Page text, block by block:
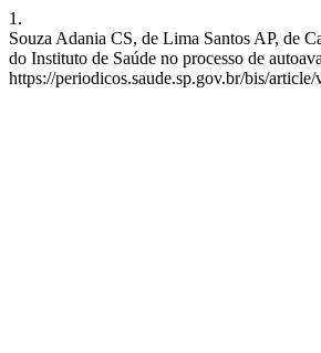
1.
Souza Adania CS, de Lima Santos AP, de
do Instituto de Saúde no processo de
https://periodicos.saude.sp.gov.br/bis/